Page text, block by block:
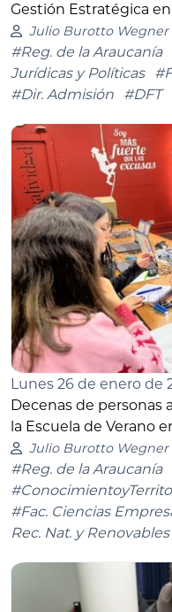
Gestión Estratégica
Julio Burotto Wegner
#Reg. de la Araucanía
Jurídicas y Políticas
#Dir. Admisión
#DFT
Lunes 26 de enero de
Decenas de personas
la Escuela de Verano
Julio Burotto Wegner
#Reg. de la Araucanía
#Fac. Ciencias
Rec. Nat. y Renovables